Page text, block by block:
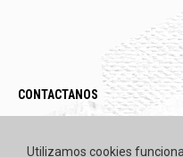
CONTACTANOS
Utilizamos cookies